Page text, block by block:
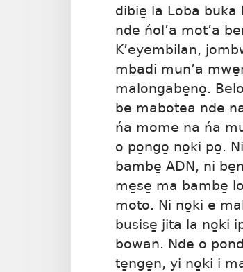
dibie̱ la Loba buka
nde ńol’a mot’a
K’eyembilan,
mbadi mun’a
malongabe̱no̱.
be mabotea nde
ńa mome na ńa
o po̱ngo̱ no̱ki po̱.
bambe̱ ADN, ni
me̱se̱ ma bambe̱
moto. Ni no̱ki e
busise̱ jita la no̱ki
bowan. Nde o
te̱nge̱n, yi no̱ki i